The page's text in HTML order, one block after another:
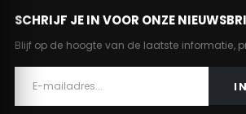
SCHRIJF JE IN VOOR ONZE
Blijf op de hoogte van de laatste informatie,